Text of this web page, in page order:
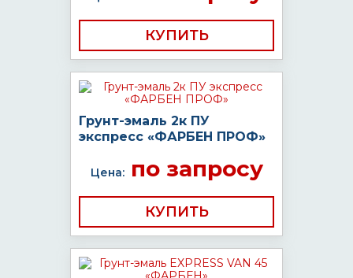
КУПИТЬ
Грунт-эмаль 2к ПУ
экспресс «ФАРБЕН ПРОФ»
Цена:по запросу
КУПИТЬ